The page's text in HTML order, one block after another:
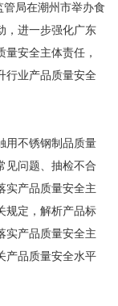
局在潮州市举办食
，进一步强化广东
安全主体责任，
行业产品质量安全
不锈钢制品质量
见问题、抽检不合
实产品质量安全主
规定，解析产品标
实产品质量安全主
产品质量安全水平